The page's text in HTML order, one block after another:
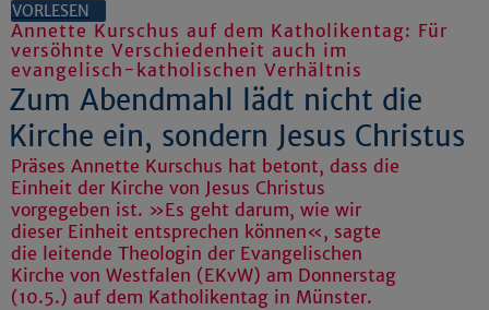
VORLESEN
Annette Kurschus auf dem Katholikentag: Für
versöhnte Verschiedenheit auch im
evangelisch-katholischen Verhältnis
Zum Abendmahl lädt nicht die
Kirche ein, sondern Jesus Christus
Präses Annette Kurschus hat betont, dass die
Einheit der Kirche von Jesus Christus
vorgegeben ist. »Es geht darum, wie wir
dieser Einheit entsprechen können«, sagte
die leitende Theologin der Evangelischen
Kirche von Westfalen (EKvW) am Donnerstag
(10.5.) auf dem Katholikentag in Münster.